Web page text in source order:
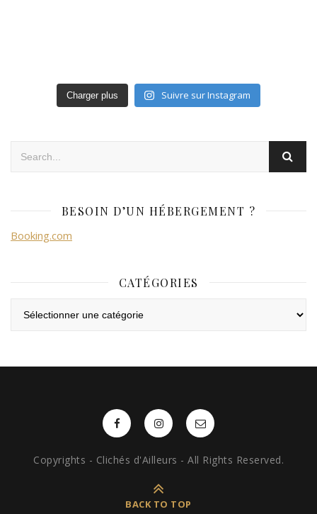
Charger plus Suivre sur Instagram
BESOIN D’UN HÉBERGEMENT ?
Booking.com
CATÉGORIES
Copyrights - Clichés d'Ailleurs - All Rights Reserved.
BACK TO TOP